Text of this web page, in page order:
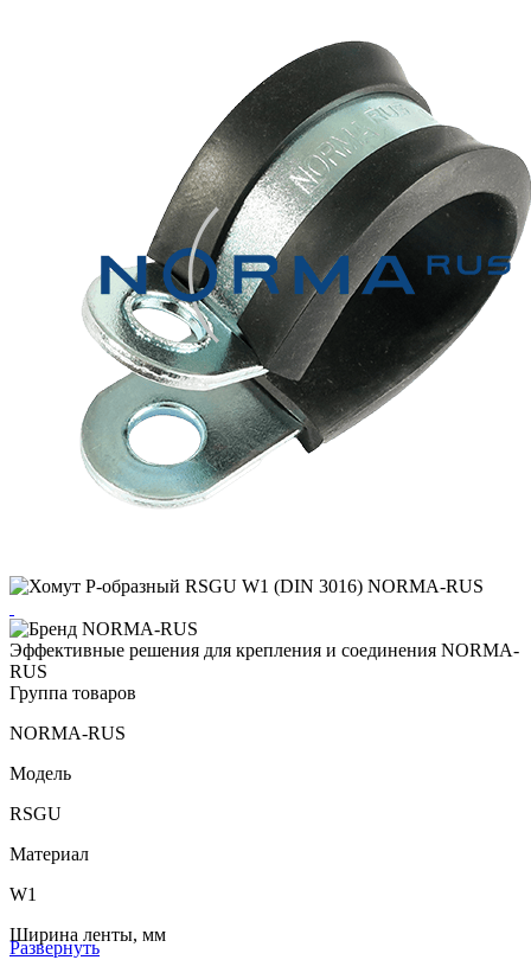
Эффективные решения для крепления и соединения NORMA-
RUS
Группа товаров
NORMA-RUS
Модель
RSGU
Материал
W1
Ширина ленты, мм
Развернуть